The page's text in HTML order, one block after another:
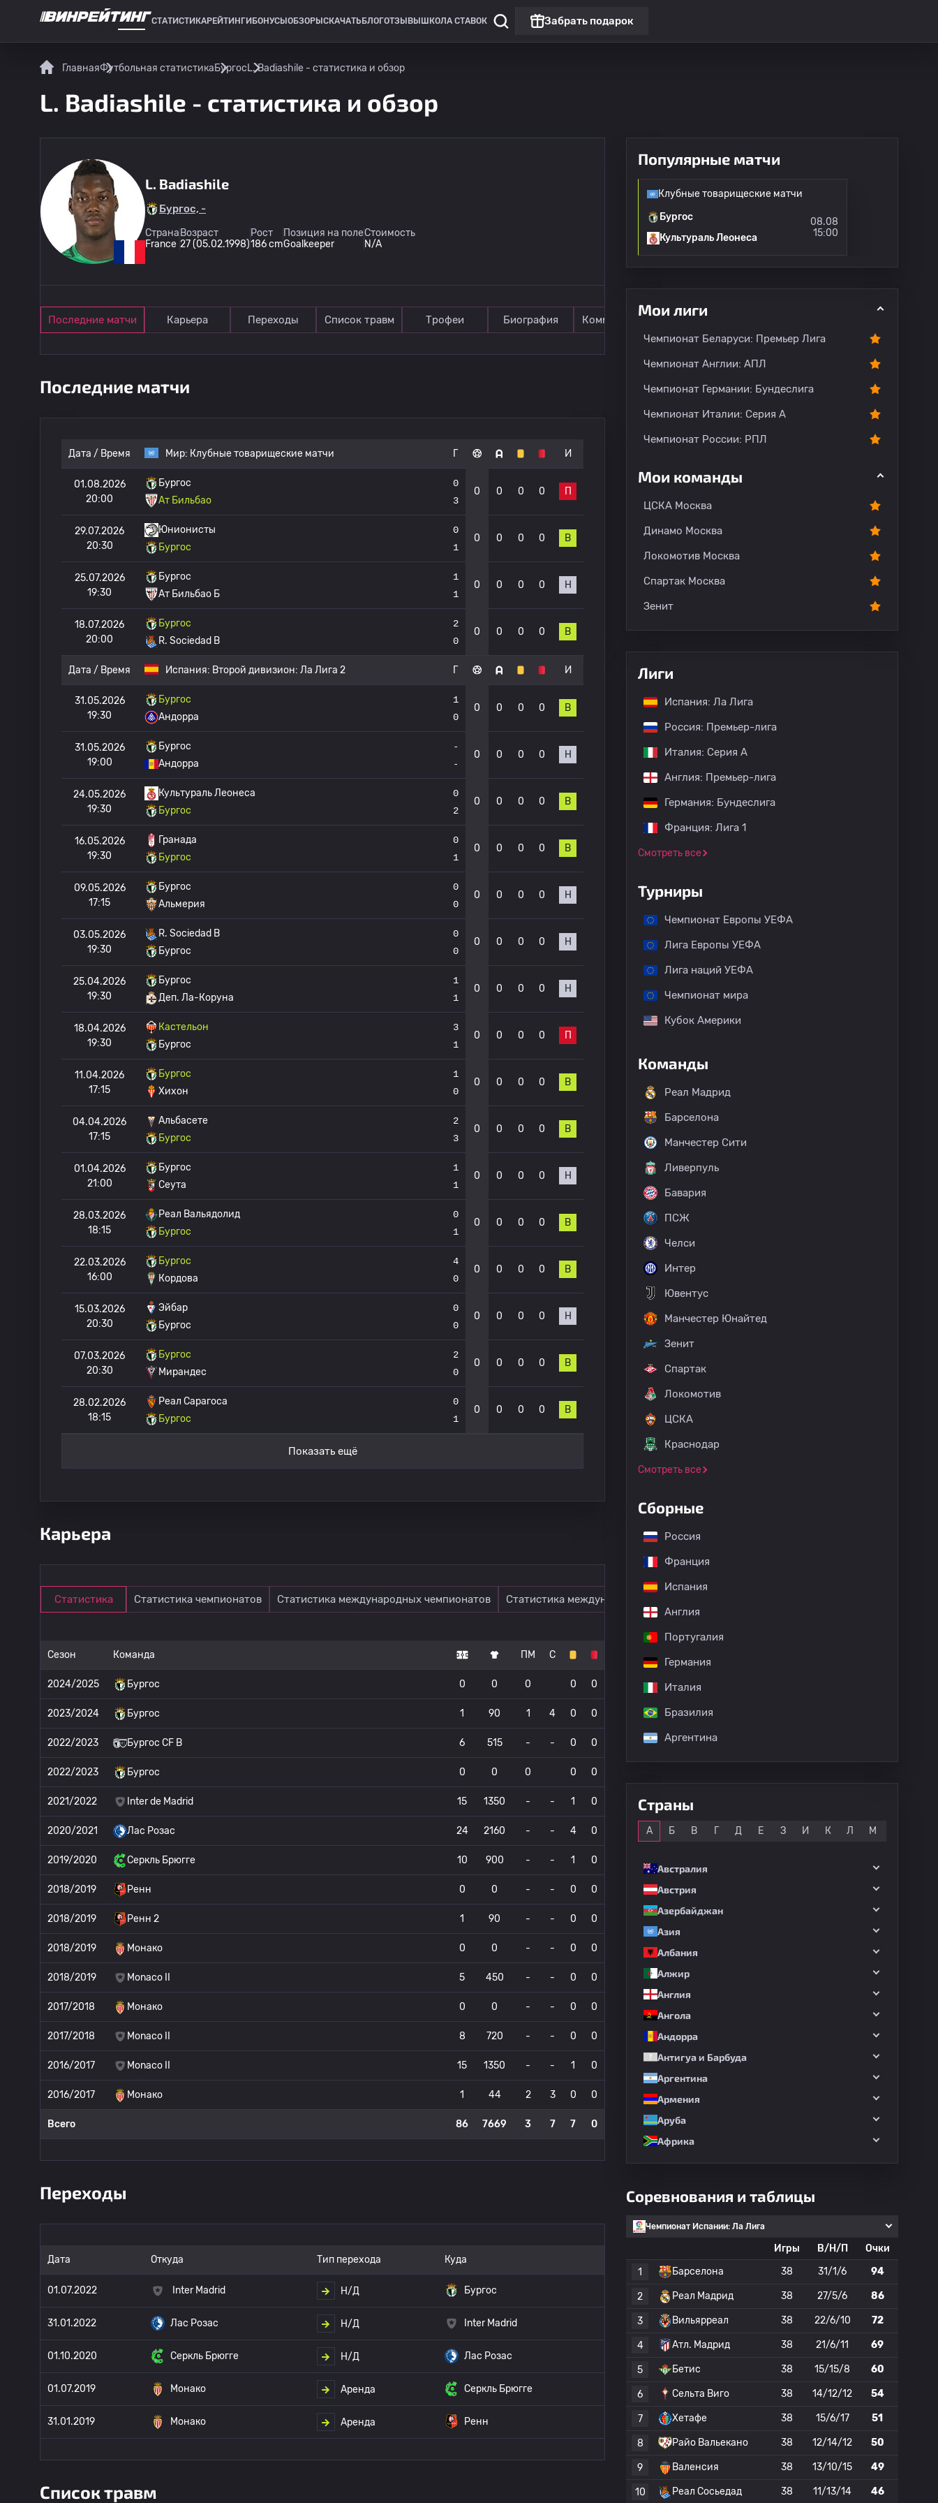
СТАТИСТИКАРЕЙТИНГИ БОНУСЫ ОБЗОРЫ СКАЧАТЬ БЛОГОТЗЫВЫ ШКОЛА СТАВОК Забрать подарок
ГлавнаяФутбольная статистикаБургосL. Badiashile - статистика и обзор
L. Badiashile - статистика и обзор
L. Badiashile
Бургос, -
Страна
France
Возраст
27 (05.02.1998)
Рост
186 cm
Позиция на поле
Goalkeeper
Стоимость
N/A
Последние матчи Карьера Переходы Список травм Трофеи Биография Комментарии
Последние матчи
Дата / Время Мир: Клубные товарищеские матчи Г И
01.08.2026
20:00
Бургос
Ат Бильбао
0
3
0 0 0 0 П
29.07.2026
20:30
Юнионисты
Бургос
0
1
0 0 0 0 В
25.07.2026
19:30
Бургос
Ат Бильбао Б
1
1
0 0 0 0 Н
18.07.2026
20:00
Бургос
R. Sociedad B
2
0
0 0 0 0 В
Дата / Время Испания: Второй дивизион: Ла Лига 2 Г И
31.05.2026
19:30
Бургос
Андорра
1
0
0 0 0 0 В
31.05.2026
19:00
Бургос
Андорра
-
-
0 0 0 0 Н
24.05.2026
19:30
Культураль Леонеса
Бургос
0
2
0 0 0 0 В
16.05.2026
19:30
Гранада
Бургос
0
1
0 0 0 0 В
09.05.2026
17:15
Бургос
Альмерия
0
0
0 0 0 0 Н
03.05.2026
19:30
R. Sociedad B
Бургос
0
0
0 0 0 0 Н
25.04.2026
19:30
Бургос
Деп. Ла-Коруна
1
1
0 0 0 0 Н
18.04.2026
19:30
Кастельон
Бургос
3
1
0 0 0 0 П
11.04.2026
17:15
Бургос
Хихон
1
0
0 0 0 0 В
04.04.2026
17:15
Альбасете
Бургос
2
3
0 0 0 0 В
01.04.2026
21:00
Бургос
Сеута
1
1
0 0 0 0 Н
28.03.2026
18:15
Реал Вальядолид
Бургос
0
1
0 0 0 0 В
22.03.2026
16:00
Бургос
Кордова
4
0
0 0 0 0 В
15.03.2026
20:30
Эйбар
Бургос
0
0
0 0 0 0 Н
07.03.2026
20:30
Бургос
Мирандес
2
0
0 0 0 0 В
28.02.2026
18:15
Реал Сарагоса
Бургос
0
1
0 0 0 0 В
Показать ещё
Карьера
Статистика Статистика чемпионатов Статистика международных чемпионатов Статистика международных матчей
Сезон Команда ПМ С
2024/2025 Бургос 0 0 0 0 0
2023/2024 Бургос 1 90 1 4 0 0
2022/2023 Бургос CF B 6 515 - - 0 0
2022/2023 Бургос 0 0 0 0 0
2021/2022 Inter de Madrid 15 1350 - - 1 0
2020/2021 Лас Розас 24 2160 - - 4 0
2019/2020 Серкль Брюгге 10 900 - - 1 0
2018/2019 Ренн 0 0 - - 0 0
2018/2019 Ренн 2 1 90 - - 0 0
2018/2019 Монако 0 0 - - 0 0
2018/2019 Monaco II 5 450 - - 0 0
2017/2018 Монако 0 0 - - 0 0
2017/2018 Monaco II 8 720 - - 0 0
2016/2017 Monaco II 15 1350 - - 1 0
2016/2017 Монако 1 44 2 3 0 0
Всего 86 7669 3 7 7 0
Переходы
Дата Откуда Тип перехода Куда
01.07.2022 Inter Madrid Н/Д Бургос
31.01.2022 Лас Розас Н/Д Inter Madrid
01.10.2020 Серкль Брюгге Н/Д Лас Розас
01.07.2019 Монако Аренда Серкль Брюгге
31.01.2019 Монако Аренда Ренн
Список травм
Популярные матчи
Клубные товарищеские матчи
Бургос
Культураль Леонеса
08.08
15:00
Мои лиги
Чемпионат Беларуси: Премьер Лига
Чемпионат Англии: АПЛ
Чемпионат Германии: Бундеслига
Чемпионат Италии: Серия А
Чемпионат России: РПЛ
Мои команды
ЦСКА Москва
Динамо Москва
Локомотив Москва
Спартак Москва
Зенит
Лиги
Испания: Ла Лига
Россия: Премьер-лига
Италия: Серия А
Англия: Премьер-лига
Германия: Бундеслига
Франция: Лига 1
Смотреть все
Турниры
Чемпионат Европы УЕФА
Лига Европы УЕФА
Лига наций УЕФА
Чемпионат мира
Кубок Америки
Команды
Реал Мадрид
Барселона
Манчестер Сити
Ливерпуль
Бавария
ПСЖ
Челси
Интер
Ювентус
Манчестер Юнайтед
Зенит
Спартак
Локомотив
ЦСКА
Краснодар
Смотреть все
Сборные
Россия
Франция
Испания
Англия
Португалия
Германия
Италия
Бразилия
Аргентина
Страны
А Б В Г Д Е З И К Л М
Австралия
Австрия
Азербайджан
Азия
Албания
Алжир
Англия
Ангола
Андорра
Антигуа и Барбуда
Аргентина
Армения
Аруба
Африка
Соревнования и таблицы
Чемпионат Испании: Ла Лига
Игры В/Н/П
Очки
1
Барселона 38 31/1/6 94
2 Реал Мадрид 38 27/5/6 86
3 Вильярреал 38 22/6/10 72
4 Атл. Мадрид 38 21/6/11 69
5 Бетис 38 15/15/8 60
6 Сельта Виго 38 14/12/12 54
7 Хетафе 38 15/6/17 51
8 Райо Вальекано 38 12/14/12 50
9 Валенсия 38 13/10/15 49
10 Реал Сосьедад 38 11/13/14 46